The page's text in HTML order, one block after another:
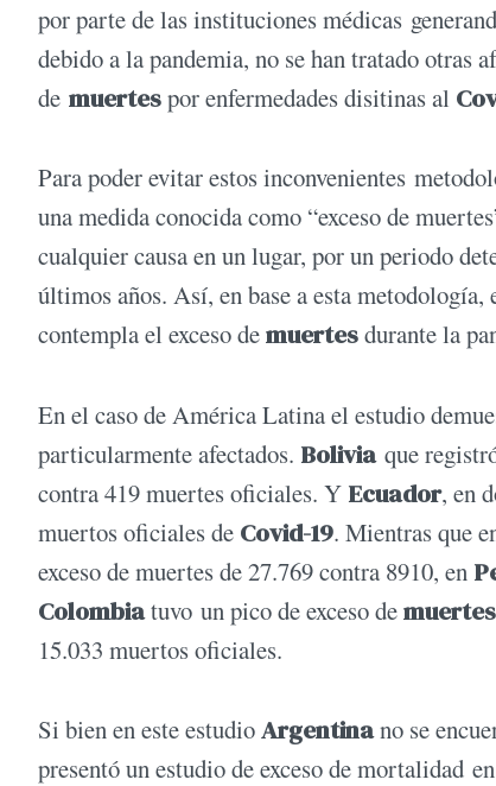
por parte de las instituciones médicas
debido a la pandemia, no se han tratado otras
de muertespor enfermedades disitinas al
Para poder evitar estos inconvenientes
una medida conocida como “exceso de
cualquier causa en un lugar, por un periodo
últimos años. Así, en base a esta
contempla el exceso demuertesdurante la
En el caso de América Latina el estudio
particularmente afectados. Boliviaque
contra 419 muertes oficiales. Y Ecuador, en
muertos oficiales de Covid-19. Mientras que
exceso de muertes de 27.769 contra 8910, en
Colombiatuvo un pico de exceso demuertes
15.033 muertos oficiales.
Si bien en este estudioArgentinano se
presentó un estudio de exceso de mortalidad